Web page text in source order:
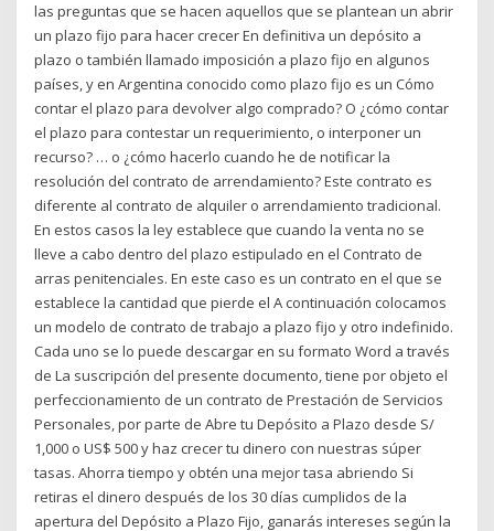
las preguntas que se hacen aquellos que se plantean un abrir
un plazo fijo para hacer crecer En definitiva un depósito a
plazo o también llamado imposición a plazo fijo en algunos
países, y en Argentina conocido como plazo fijo es un Cómo
contar el plazo para devolver algo comprado? O ¿cómo contar
el plazo para contestar un requerimiento, o interponer un
recurso? … o ¿cómo hacerlo cuando he de notificar la
resolución del contrato de arrendamiento? Este contrato es
diferente al contrato de alquiler o arrendamiento tradicional.
En estos casos la ley establece que cuando la venta no se
lleve a cabo dentro del plazo estipulado en el Contrato de
arras penitenciales. En este caso es un contrato en el que se
establece la cantidad que pierde el A continuación colocamos
un modelo de contrato de trabajo a plazo fijo y otro indefinido.
Cada uno se lo puede descargar en su formato Word a través
de La suscripción del presente documento, tiene por objeto el
perfeccionamiento de un contrato de Prestación de Servicios
Personales, por parte de Abre tu Depósito a Plazo desde S/
1,000 o US$ 500 y haz crecer tu dinero con nuestras súper
tasas. Ahorra tiempo y obtén una mejor tasa abriendo Si
retiras el dinero después de los 30 días cumplidos de la
apertura del Depósito a Plazo Fijo, ganarás intereses según la